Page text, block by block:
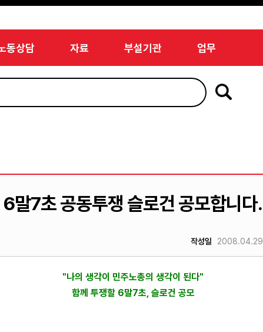
동상담 자료 부설기관 업무
6말7초 공동투쟁 슬로건 공모합니다.
작성일 2008.04.29
"나의 생각이 민주노총의 생각이 된다"
함께 투쟁할 6말7초, 슬로건 공모